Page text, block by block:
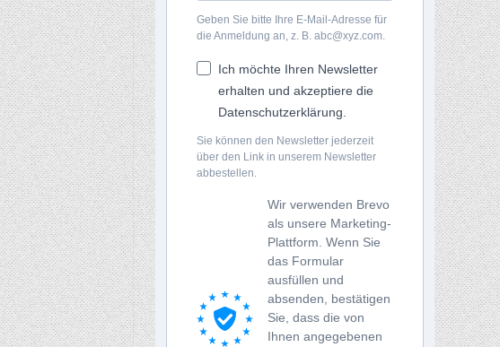
Geben Sie bitte Ihre E-Mail-Adresse für
die Anmeldung an, z. B. abc@xyz.com.
Ich möchte Ihren Newsletter
erhalten und akzeptiere die
Datenschutzerklärung.
Sie können den Newsletter jederzeit
über den Link in unserem Newsletter
abbestellen.
Wir verwenden Brevo
als unsere Marketing-
Plattform. Wenn Sie
das Formular
ausfüllen und
absenden, bestätigen
Sie, dass die von
Ihnen angegebenen